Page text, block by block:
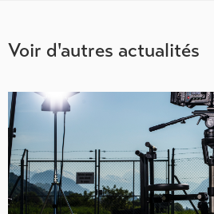
Voir d'autres actualités